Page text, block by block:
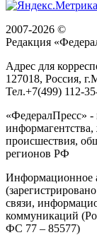
2007-2026 ©
Редакция «
Адрес для
127018, Россия, г.
Тел.+7(499) 112-
«ФедералПресс» -
происшествия,
регионов РФ
Информационное
связи,
коммуникаций
ФС 77 – 85577)